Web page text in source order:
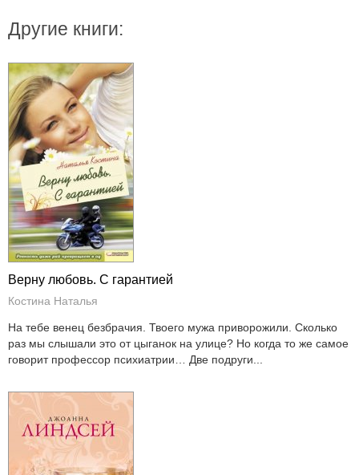
Другие книги:
Верну любовь. С гарантией
Костина Наталья
На тебе венец безбрачия. Твоего мужа приворожили. Сколько
раз мы слышали это от цыганок на улице? Но когда то же самое
говорит профессор психиатрии… Две подруги...